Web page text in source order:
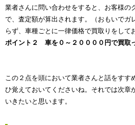
業者さんに問い合わせをすると、お客様の
で、査定額が算出されます。（おもいでガ
らず、車種ごとに一律価格で買取りをして
ポイント２ 車を０～２００００円で買取
この２点を頭において業者さんと話をすす
ひ覚えておいてくださいね。それでは次章
いきたいと思います。